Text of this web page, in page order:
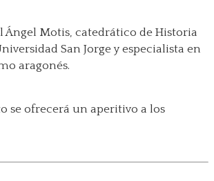
Ángel Motis, catedrático de Historia
San Jorge y especialista en
aragonés.
se ofrecerá un aperitivo a los